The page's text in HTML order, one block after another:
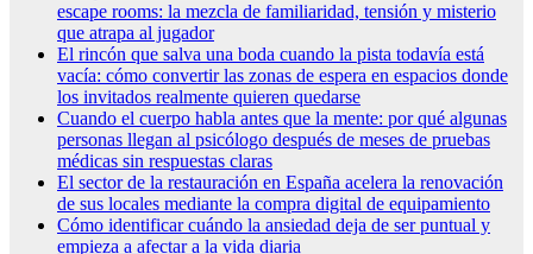
escape rooms: la mezcla de familiaridad, tensión y misterio
que atrapa al jugador
El rincón que salva una boda cuando la pista todavía está
vacía: cómo convertir las zonas de espera en espacios donde
los invitados realmente quieren quedarse
Cuando el cuerpo habla antes que la mente: por qué algunas
personas llegan al psicólogo después de meses de pruebas
médicas sin respuestas claras
El sector de la restauración en España acelera la renovación
de sus locales mediante la compra digital de equipamiento
Cómo identificar cuándo la ansiedad deja de ser puntual y
empieza a afectar a la vida diaria